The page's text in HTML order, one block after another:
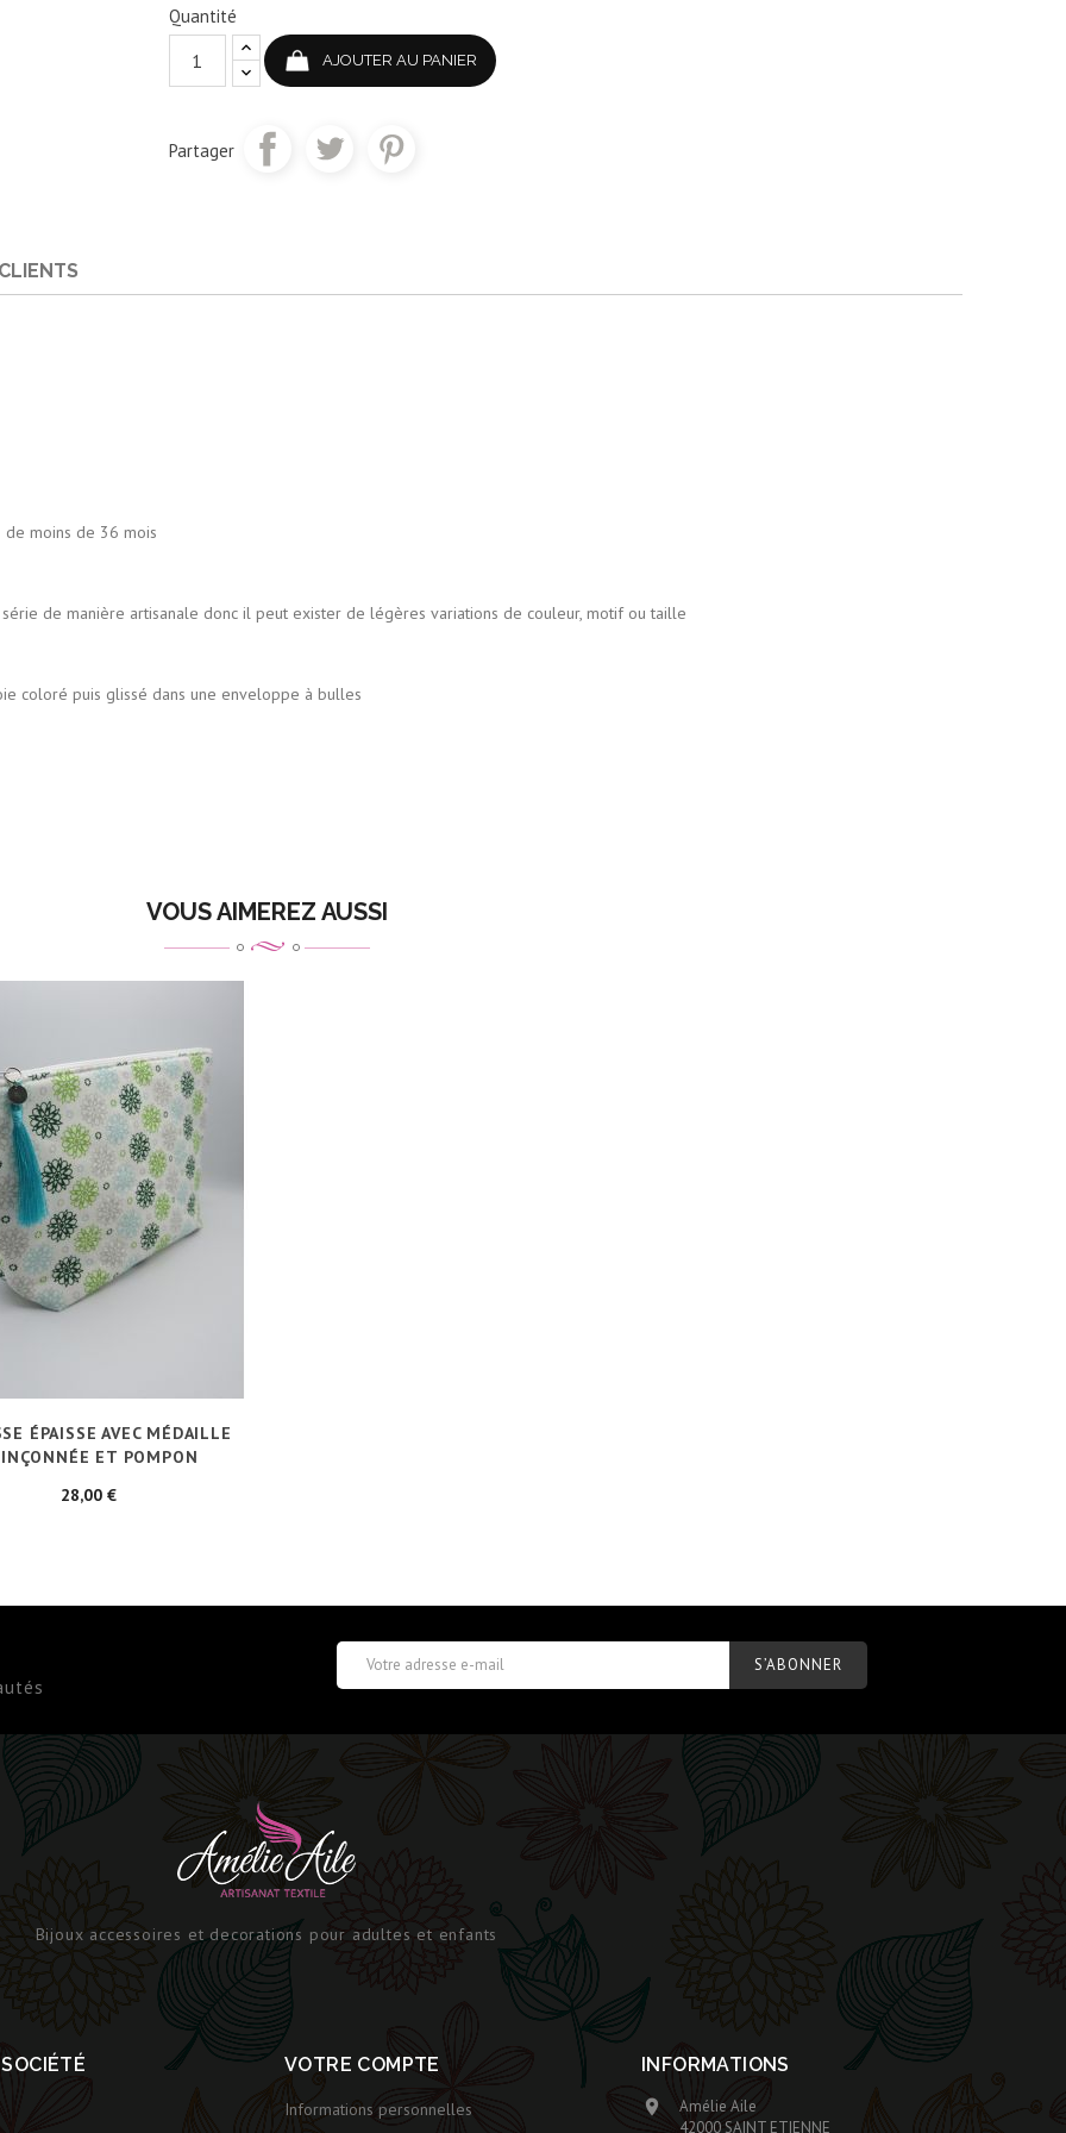
Quantité
AJOUTER AU PANIER
Partager
de moins de 36 mois
donc il peut exister de légères variations de couleur, motif ou taille
dans une enveloppe à bulles
VOUS AIMEREZ AUSSI
ÉPAISSE AVEC MÉDAILLE
ET POMPON
28,00 €Prix
Bijoux accessoires et decorations pour adultes et enfants
VOTRE COMPTE
Informations personnelles
INFORMATIONS

Amélie Aile
42000 SAINT ETIENNE